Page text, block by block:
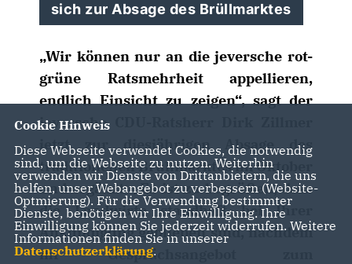
sich zur Absage des Brüllmarktes
Wir können nur an die jeversche rot-
grüne Ratsmehrheit appellieren,
endlich Einsicht zu zeigen“, sagt der
jeversche CDU-Ratsherr Dirk Zillmer
jetzt zur diesjährigen Absage des
traditionellen Brüllmarktes im Oktober
und ergänzt: „Es ist zu begrüßen, dass
die Landwirte standhaft bei Ihrer
Ankündigung geblieben sind, nachdem
ihr Gesprächsangebot zum
Cookie Hinweis
Diese Webseite verwendet Cookies, die notwendig
sind, um die Webseite zu nutzen. Weiterhin
verwenden wir Dienste von Drittanbietern, die uns
helfen, unser Webangebot zu verbessern (Website-
Optmierung). Für die Verwendung bestimmter
Dienste, benötigen wir Ihre Einwilligung. Ihre
Einwilligung können Sie jederzeit widerrufen. Weitere
Informationen finden Sie in unserer
Datenschutzerklärung.